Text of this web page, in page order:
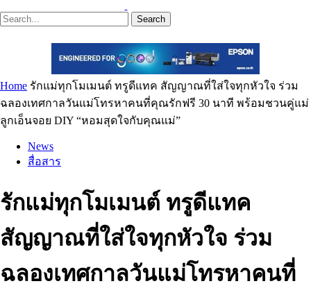
Search
Home รักแม่ทุกโมเมนต์ ทรูดีแทค สัญญาณที่ใส่ใจทุกหัวใจ ร่วม
ฉลองเทศกาลวันแม่โทรหาคนที่คุณรักฟรี 30 นาที พร้อมชวนคู่แม่
ลูกเอ็นจอย DIY “หอมสุดใจกับคุณแม่”
News
สื่อสาร
รักแม่ทุกโมเมนต์ ทรูดีแทค
สัญญาณที่ใส่ใจทุกหัวใจ ร่วม
ฉลองเทศกาลวันแม่โทรหาคนที่